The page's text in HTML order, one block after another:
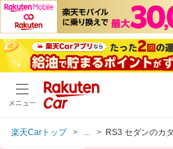
メニュー
楽天Carトップ RS3 セダンのカ